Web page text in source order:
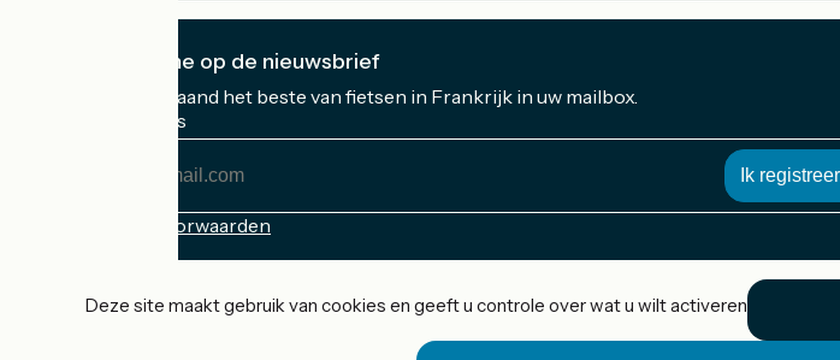
Ik abonneer me op de nieuwsbrief
Ontvang elke maand het beste van fietsen in Frankrijk in uw mailbox.
Mijn e-mailadres
Inschrijvingsvoorwaarden
Deze site maakt gebruik van cookies en geeft u controle over wat u wilt activeren